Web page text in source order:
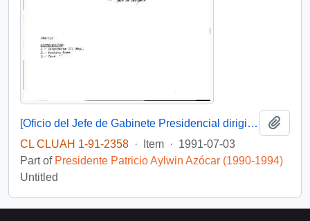
[Oficio del Jefe de Gabinete Presidencial dirigido al Intendente de la Región de Atacama]
CL CLUAH 1-91-2358 · Item · 1991-07-03
Part of Presidente Patricio Aylwin Azócar (1990-1994)
Untitled